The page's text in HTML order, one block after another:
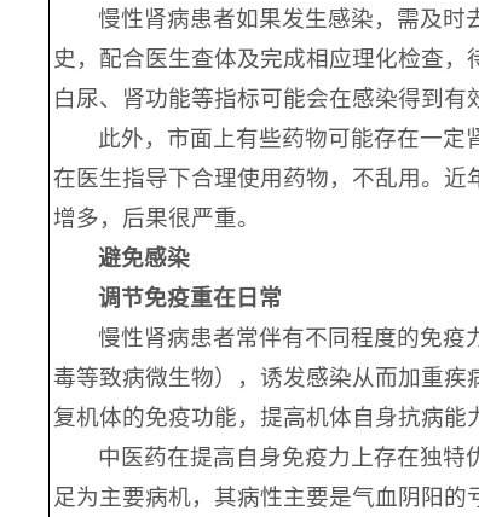
慢性肾病患者如果发生感染，需及时
史，配合医生查体及完成相应理化检查
白尿、肾功能等指标可能会在感染得到有
此外，市面上有些药物可能存在一
在医生指导下合理使用药物，不乱用。
增多，后果很严重。
避免感染
调节免疫重在日常
慢性肾病患者常伴有不同程度的免疫
毒等致病微生物），诱发感染从而加重
复机体的免疫功能，提高机体自身抗病能
中医药在提高自身免疫力上存在独特
足为主要病机，其病性主要是气血阴阳